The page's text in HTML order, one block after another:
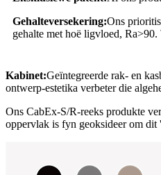
Gehalteversekering:Ons
gehalte met hoë ligvloed,
Kabinet:Geïntegreerde rak- en
ontwerp-estetika verbeter die
Ons CabEx-S/R-reeks produkte
oppervlak is fyn geoksideer om dit